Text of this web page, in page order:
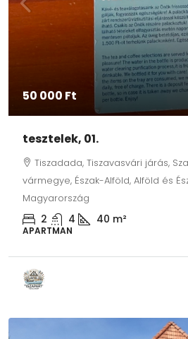
50 000 Ft
tesztelek, 01.
Tiszadada, Tiszavasvári járás,
vármegye, Észak-Alföld, Alföld és
Magyarország
2 4 40 m²
APARTMAN